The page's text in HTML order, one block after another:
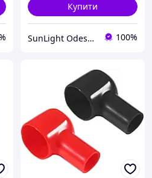
Купити
SunLight Odesa 7km 100%